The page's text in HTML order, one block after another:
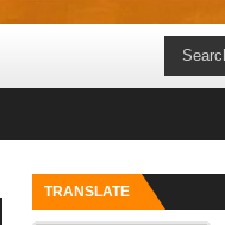
TRANSLATE